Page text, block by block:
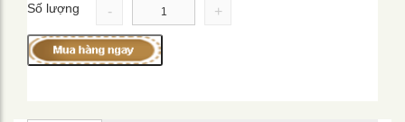
Số lượng - +